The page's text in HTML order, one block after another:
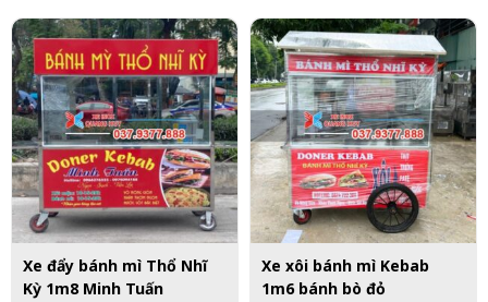
Xe đẩy bánh mì Thổ Nhĩ
Kỳ 1m8 Minh Tuấn
Xe xôi bánh mì Kebab
1m6 bánh bò đỏ